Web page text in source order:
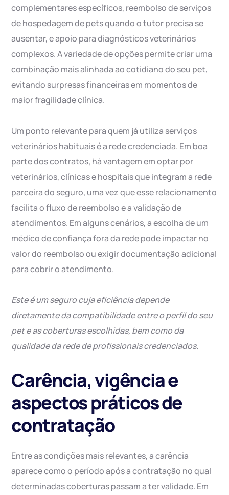
complementares específicos, reembolso de serviços
de hospedagem de pets quando o tutor precisa se
ausentar, e apoio para diagnósticos veterinários
complexos. A variedade de opções permite criar uma
combinação mais alinhada ao cotidiano do seu pet,
evitando surpresas financeiras em momentos de
maior fragilidade clínica.
Um ponto relevante para quem já utiliza serviços
veterinários habituais é a rede credenciada. Em boa
parte dos contratos, há vantagem em optar por
veterinários, clínicas e hospitais que integram a rede
parceira do seguro, uma vez que esse relacionamento
facilita o fluxo de reembolso e a validação de
atendimentos. Em alguns cenários, a escolha de um
médico de confiança fora da rede pode impactar no
valor do reembolso ou exigir documentação adicional
para cobrir o atendimento.
Este é um seguro cuja eficiência depende
diretamente da compatibilidade entre o perfil do seu
pet e as coberturas escolhidas, bem como da
qualidade da rede de profissionais credenciados.
Carência, vigência e
aspectos práticos de
contratação
Entre as condições mais relevantes, a carência
aparece como o período após a contratação no qual
determinadas coberturas passam a ter validade. Em